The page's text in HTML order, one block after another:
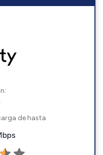
de hasta